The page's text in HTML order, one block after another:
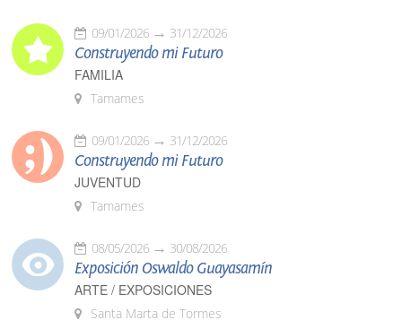
09/01/2026 31/12/2026
Construyendo mi Futuro
FAMILIA
Tamames
09/01/2026 31/12/2026
Construyendo mi Futuro
JUVENTUD
Tamames
08/05/2026 30/08/2026
Exposición Oswaldo Guayasamín
ARTE / EXPOSICIONES
Santa Marta de Tormes